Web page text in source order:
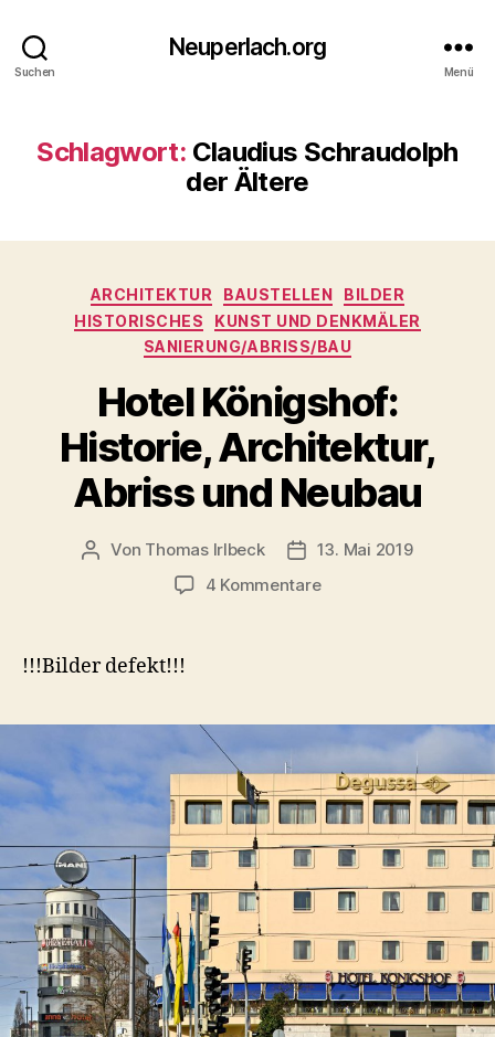
Suchen
Neuperlach.org
Menü
Schlagwort: Claudius Schraudolph
der Ältere
Kategorien
ARCHITEKTUR BAUSTELLEN
BILDER
HISTORISCHES
KUNST UND DENKMÄLER
SANIERUNG/ABRISS/BAU
Hotel Königshof:
Historie, Architektur,
Abriss und Neubau
Beitragsautor
Von Thomas Irlbeck Veröffentlichungsdatum
13. Mai 2019
4 Kommentarezu
und
Neubau
!!!Bilder defekt!!!